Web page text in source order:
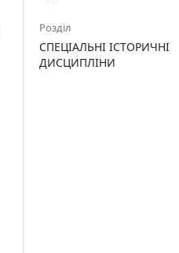
Розділ
СПЕЦІАЛЬНІ ІСТОРИЧНІ
ДИСЦИПЛІНИ